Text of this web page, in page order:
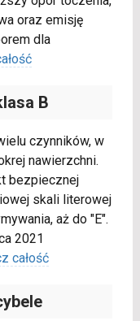
oraz emisję
dla
B
czynników, w
nawierzchni.
bezpiecznej
skali literowej
aż do "E".
2021
całość